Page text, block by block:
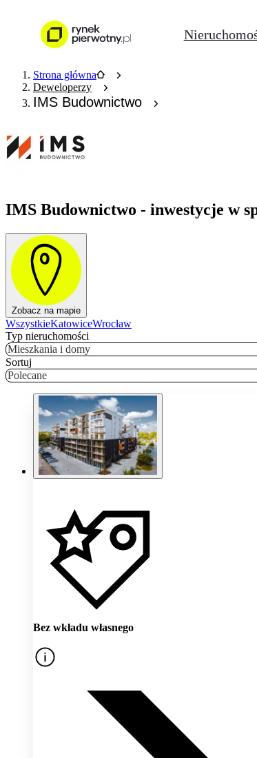
Strona główna
Deweloperzy
IMS Budownictwo
IMS Budownictwo - inwestycje w
Zobacz na mapie
WszystkieKatowiceWrocław
Typ nieruchomości
Mieszkania i domy
Sortuj
Polecane
Bez wkładu własnego